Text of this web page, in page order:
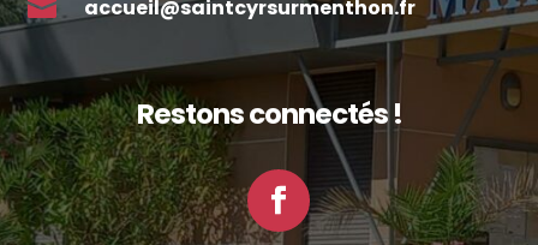
 accueil@saintcyrsurmenthon.fr
Restons connectés !